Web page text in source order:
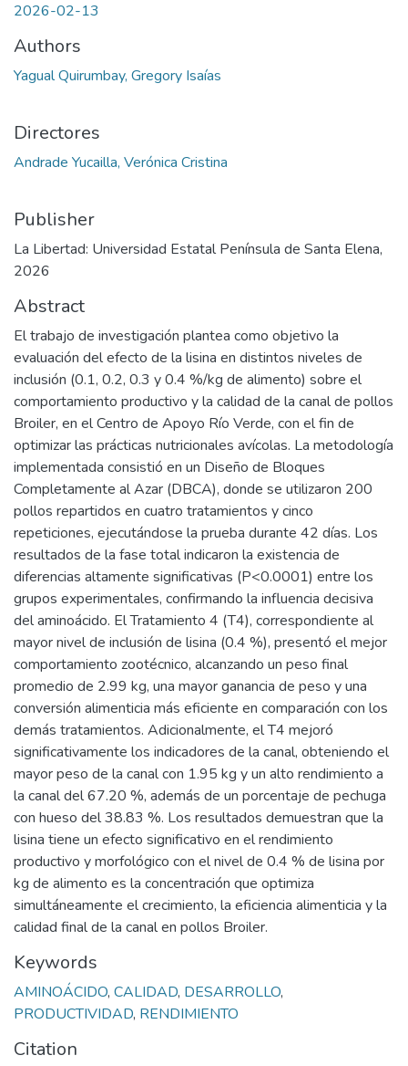
2026-02-13
Authors
Yagual Quirumbay, Gregory Isaías
Directores
Andrade Yucailla, Verónica Cristina
Publisher
La Libertad: Universidad Estatal Península de Santa Elena,
2026
Abstract
El trabajo de investigación plantea como objetivo la
evaluación del efecto de la lisina en distintos niveles de
inclusión (0.1, 0.2, 0.3 y 0.4 %/kg de alimento) sobre el
comportamiento productivo y la calidad de la canal de pollos
Broiler, en el Centro de Apoyo Río Verde, con el fin de
optimizar las prácticas nutricionales avícolas. La metodología
implementada consistió en un Diseño de Bloques
Completamente al Azar (DBCA), donde se utilizaron 200
pollos repartidos en cuatro tratamientos y cinco
repeticiones, ejecutándose la prueba durante 42 días. Los
resultados de la fase total indicaron la existencia de
diferencias altamente significativas (P<0.0001) entre los
grupos experimentales, confirmando la influencia decisiva
del aminoácido. El Tratamiento 4 (T4), correspondiente al
mayor nivel de inclusión de lisina (0.4 %), presentó el mejor
comportamiento zootécnico, alcanzando un peso final
promedio de 2.99 kg, una mayor ganancia de peso y una
conversión alimenticia más eficiente en comparación con los
demás tratamientos. Adicionalmente, el T4 mejoró
significativamente los indicadores de la canal, obteniendo el
mayor peso de la canal con 1.95 kg y un alto rendimiento a
la canal del 67.20 %, además de un porcentaje de pechuga
con hueso del 38.83 %. Los resultados demuestran que la
lisina tiene un efecto significativo en el rendimiento
productivo y morfológico con el nivel de 0.4 % de lisina por
kg de alimento es la concentración que optimiza
simultáneamente el crecimiento, la eficiencia alimenticia y la
calidad final de la canal en pollos Broiler.
Keywords
AMINOÁCIDO, CALIDAD, DESARROLLO,
PRODUCTIVIDAD, RENDIMIENTO
Citation